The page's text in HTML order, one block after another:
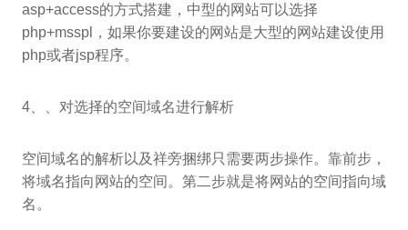
asp+access的方式搭建，中型的网站可以选择
php+msspl，如果你要建设的网站是大型的网站建设使用
php或者jsp程序。
4、、对选择的空间域名进行解析
空间域名的解析以及祥旁捆绑只需要两步操作。靠前步，
将域名指向网站的空间。第二步就是将网站的空间指向域
名。